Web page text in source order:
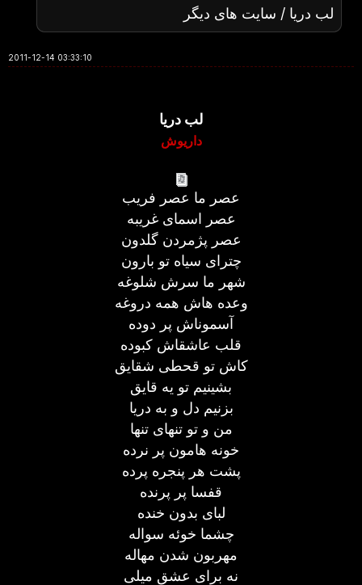
لب دریا / سایت های دیگر
2011-12-14 03:33:10
لب دریا
داریوش
عصر ما عصر فریب
عصر اسمای غریبه
عصر پژمردن گلدون
چترای سیاه تو بارون
شهر ما سرش شلوغه
وعده هاش همه دروغه
آسموناش پر دوده
قلب عاشقاش کبوده
کاش تو قحطی شقایق
بشینیم تو یه قایق
بزنیم دل و به دریا
من و تو تنهای تنها
خونه هامون پر نرده
پشت هر پنجره پرده
قفسا پر پرنده
لبای بدون خنده
چشما خوئه سواله
مهربون شدن مهاله
نه برای عشق میلی